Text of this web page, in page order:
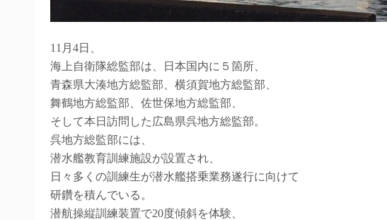
11月4日、
海上自衛隊総監部は、日本国内に５箇所、
青森県大湊地方総監部、横須賀地方総監部、
舞鶴地方総監部、佐世保地方総監部、
そして本日訪問した広島県呉地方総監部。
呉地方総監部には、
潜水艦教育訓練施設が設置され、
日々多くの訓練生が潜水艦搭乗業務遂行に向けて
研鑽を積んでいる。
潜航操縦訓練装置で20度傾斜を体験、